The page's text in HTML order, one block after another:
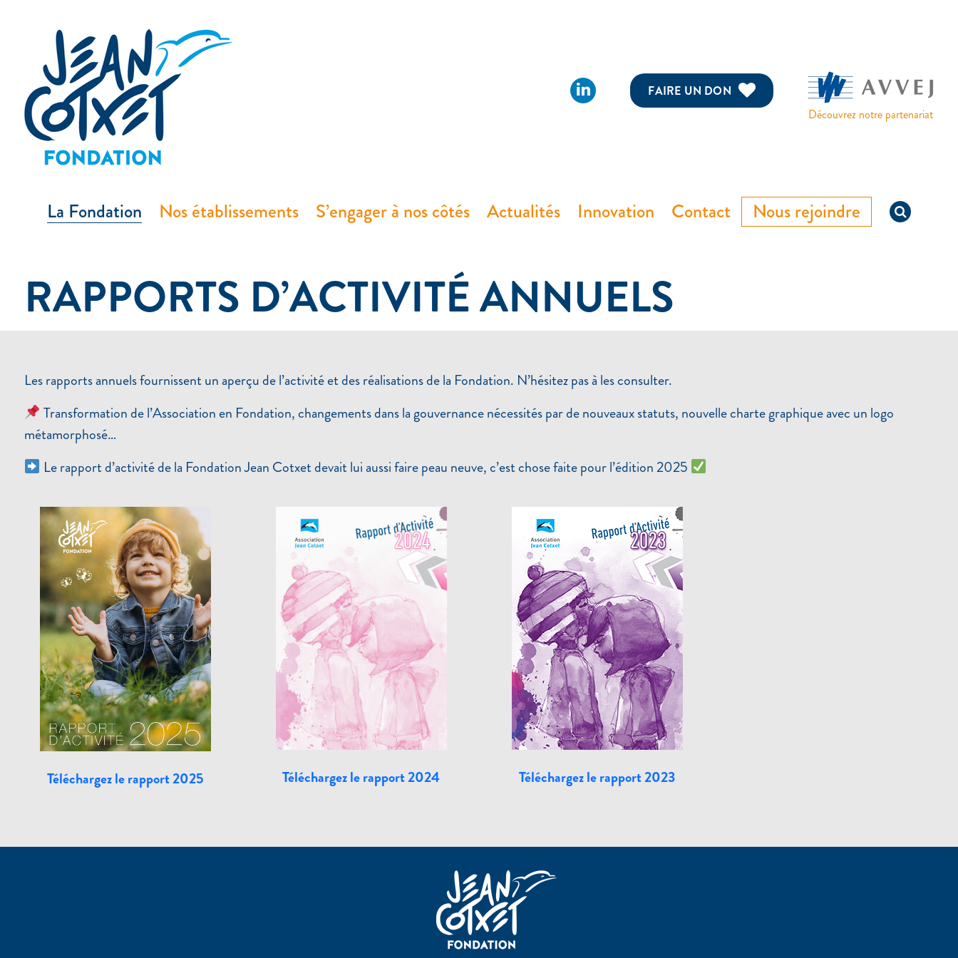
FAIRE UN DON
Découvrez notre partenariat
La Fondation Nos établissements S’engager à nos côtés Actualités Innovation Contact Nous rejoindre
RAPPORTS D’ACTIVITÉ ANNUELS
Les rapports annuels fournissent un aperçu de l’activité et des réalisations de la Fondation. N’hésitez pas à les consulter.
Transformation de l’Association en Fondation, changements dans la gouvernance nécessités par de nouveaux statuts, nouvelle charte graphique avec un logo
métamorphosé…
Le rapport d’activité de la Fondation Jean Cotxet devait lui aussi faire peau neuve, c’est chose faite pour l’édition 2025
Téléchargez le rapport 2025 Téléchargez le rapport 2024 Téléchargez le rapport 2023